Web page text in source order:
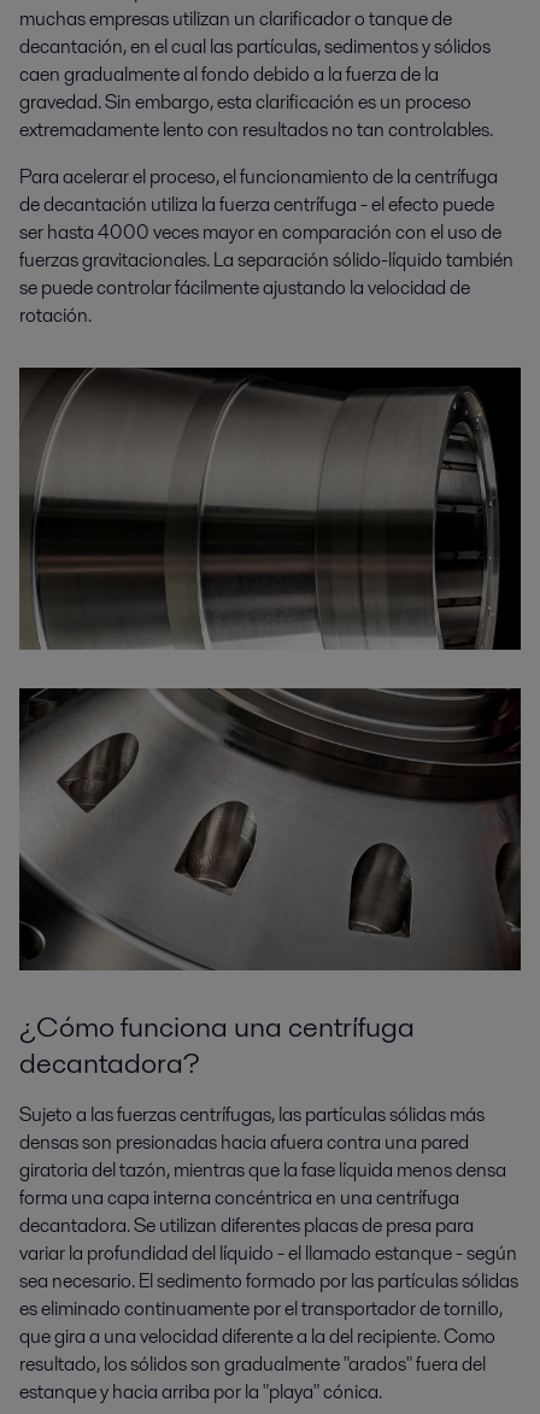
muchas empresas utilizan un clarificador o tanque de
decantación, en el cual las partículas, sedimentos y sólidos
caen gradualmente al fondo debido a la fuerza de la
gravedad. Sin embargo, esta clarificación es un proceso
extremadamente lento con resultados no tan controlables.
Para acelerar el proceso, el funcionamiento de la centrífuga
de decantación utiliza la fuerza centrífuga - el efecto puede
ser hasta 4000 veces mayor en comparación con el uso de
fuerzas gravitacionales. La separación sólido-líquido también
se puede controlar fácilmente ajustando la velocidad de
rotación.
¿Cómo funciona una centrífuga
decantadora?
Sujeto a las fuerzas centrífugas, las partículas sólidas más
densas son presionadas hacia afuera contra una pared
giratoria del tazón, mientras que la fase líquida menos densa
forma una capa interna concéntrica en una centrífuga
decantadora. Se utilizan diferentes placas de presa para
variar la profundidad del líquido - el llamado estanque - según
sea necesario. El sedimento formado por las partículas sólidas
es eliminado continuamente por el transportador de tornillo,
que gira a una velocidad diferente a la del recipiente. Como
resultado, los sólidos son gradualmente "arados" fuera del
estanque y hacia arriba por la "playa" cónica.